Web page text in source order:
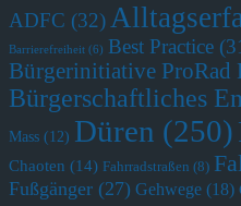
ADFC (32)
Barrierefreiheit (6) Best Practice
Bürgerinitiative ProRad
Bürgerschaftliches
Mass (12) Düren (250)
Chaoten (14) Fahrradstraßen (8)
Fußgänger (27) Gehwege (18)